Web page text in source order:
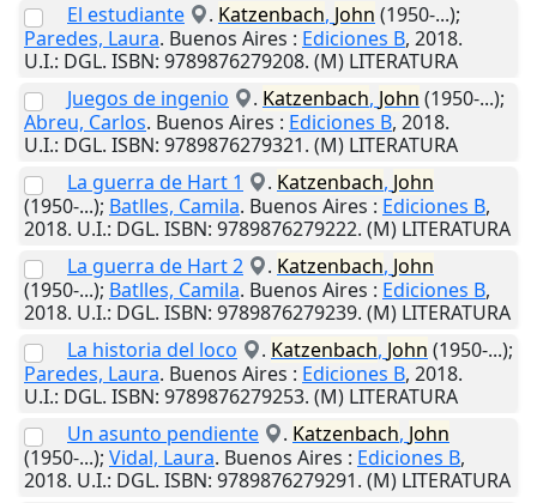
El estudiante
. Katzenbach, John (1950-...);
Paredes, Laura. Buenos Aires : Ediciones B, 2018.
U.I.: DGL. ISBN: 9789876279208. (M) LITERATURA
Juegos de ingenio
. Katzenbach, John (1950-...);
Abreu, Carlos. Buenos Aires : Ediciones B, 2018.
U.I.: DGL. ISBN: 9789876279321. (M) LITERATURA
La guerra de Hart 1
. Katzenbach, John
(1950-...); Batlles, Camila. Buenos Aires : Ediciones B,
2018. U.I.: DGL. ISBN: 9789876279222. (M) LITERATURA
La guerra de Hart 2
. Katzenbach, John
(1950-...); Batlles, Camila. Buenos Aires : Ediciones B,
2018. U.I.: DGL. ISBN: 9789876279239. (M) LITERATURA
La historia del loco
. Katzenbach, John (1950-...);
Paredes, Laura. Buenos Aires : Ediciones B, 2018.
U.I.: DGL. ISBN: 9789876279253. (M) LITERATURA
Un asunto pendiente
. Katzenbach, John
(1950-...); Vidal, Laura. Buenos Aires : Ediciones B,
2018. U.I.: DGL. ISBN: 9789876279291. (M) LITERATURA